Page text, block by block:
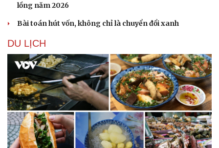
lồng năm 2026
Bài toán hút vốn, không chỉ là chuyển đổi xanh
DU LỊCH